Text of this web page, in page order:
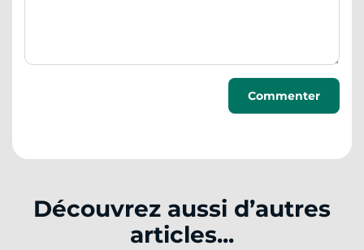
Découvrez aussi d’autres
articles...